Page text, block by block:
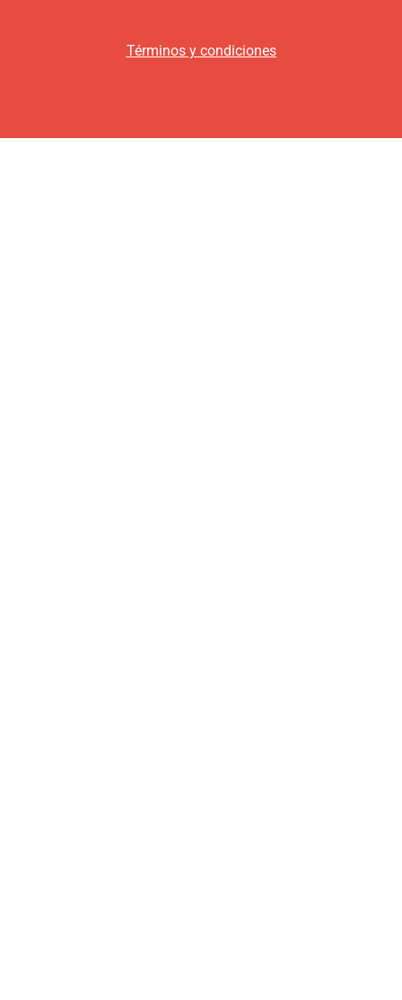
Términos y condiciones